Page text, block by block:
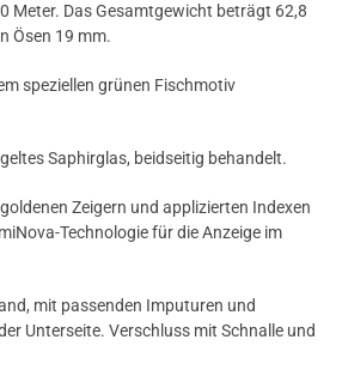
Meter. Das Gesamtgewicht beträgt 62,8
Ösen 19 mm.
speziellen grünen Fischmotiv
Saphirglas, beidseitig behandelt.
Zeigern und applizierten Indexen
Technologie für die Anzeige im
mit passenden Imputuren und
Unterseite. Verschluss mit Schnalle und